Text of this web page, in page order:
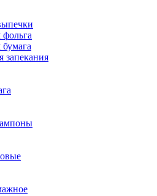
запекания